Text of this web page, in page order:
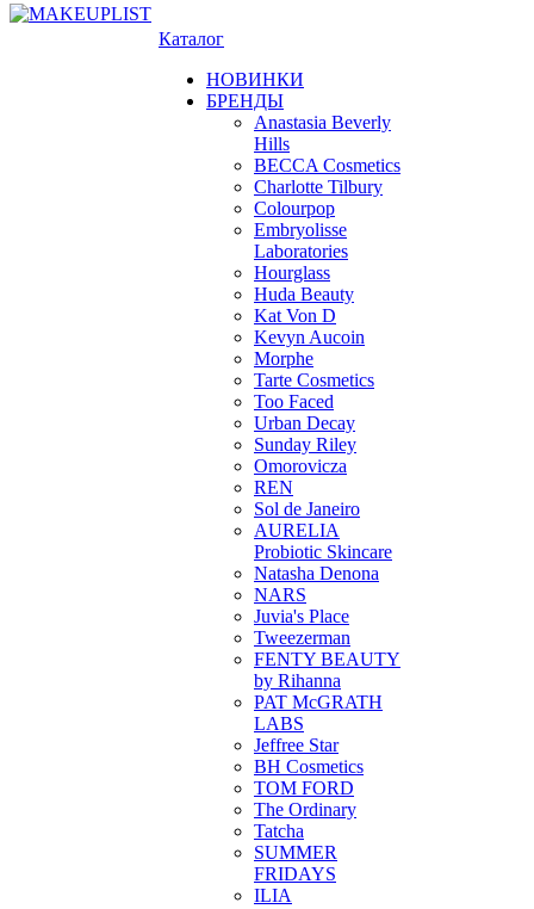
Каталог
НОВИНКИ
БРЕНДЫ
Anastasia Beverly
Hills
BECCA Cosmetics
Charlotte Tilbury
Colourpop
Embryolisse
Laboratories
Hourglass
Huda Beauty
Kat Von D
Kevyn Aucoin
Morphe
Tarte Cosmetics
Too Faced
Urban Decay
Sunday Riley
Omorovicza
REN
Sol de Janeiro
AURELIA
Probiotic Skincare
Natasha Denona
NARS
Juvia's Place
Tweezerman
FENTY BEAUTY
by Rihanna
PAT McGRATH
LABS
Jeffree Star
BH Cosmetics
TOM FORD
The Ordinary
Tatcha
SUMMER
FRIDAYS
ILIA